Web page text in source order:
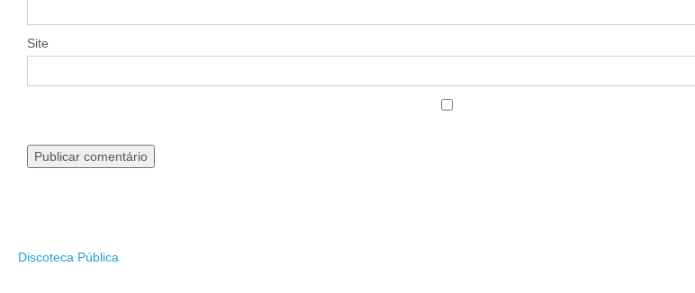
Site
Discoteca Pública